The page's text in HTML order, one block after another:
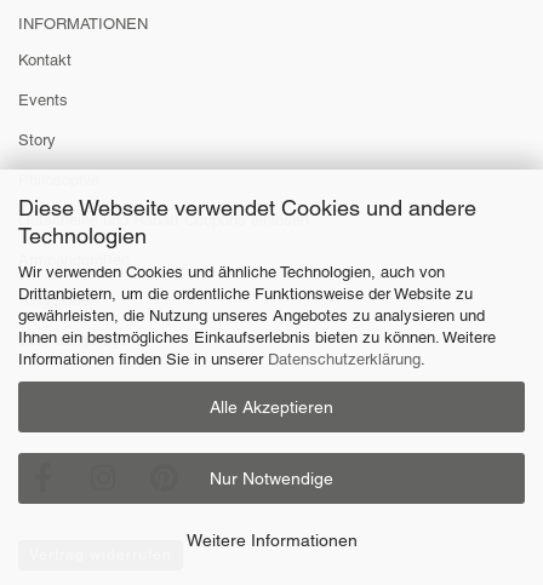
Diese Webseite verwendet Cookies und andere
Technologien
Wir verwenden Cookies und ähnliche Technologien, auch von
Drittanbietern, um die ordentliche Funktionsweise der Website zu
gewährleisten, die Nutzung unseres Angebotes zu analysieren und
Ihnen ein bestmögliches Einkaufserlebnis bieten zu können. Weitere
Informationen finden Sie in unserer Datenschutzerklärung
Alle Akzeptieren
Nur Notwendige
Weitere Informationen
INFORMATIONEN
Kontakt
Events
Story
Gutscheine und Rabatt Coupons einlösen
Ringgrößen
Schmuckpflege